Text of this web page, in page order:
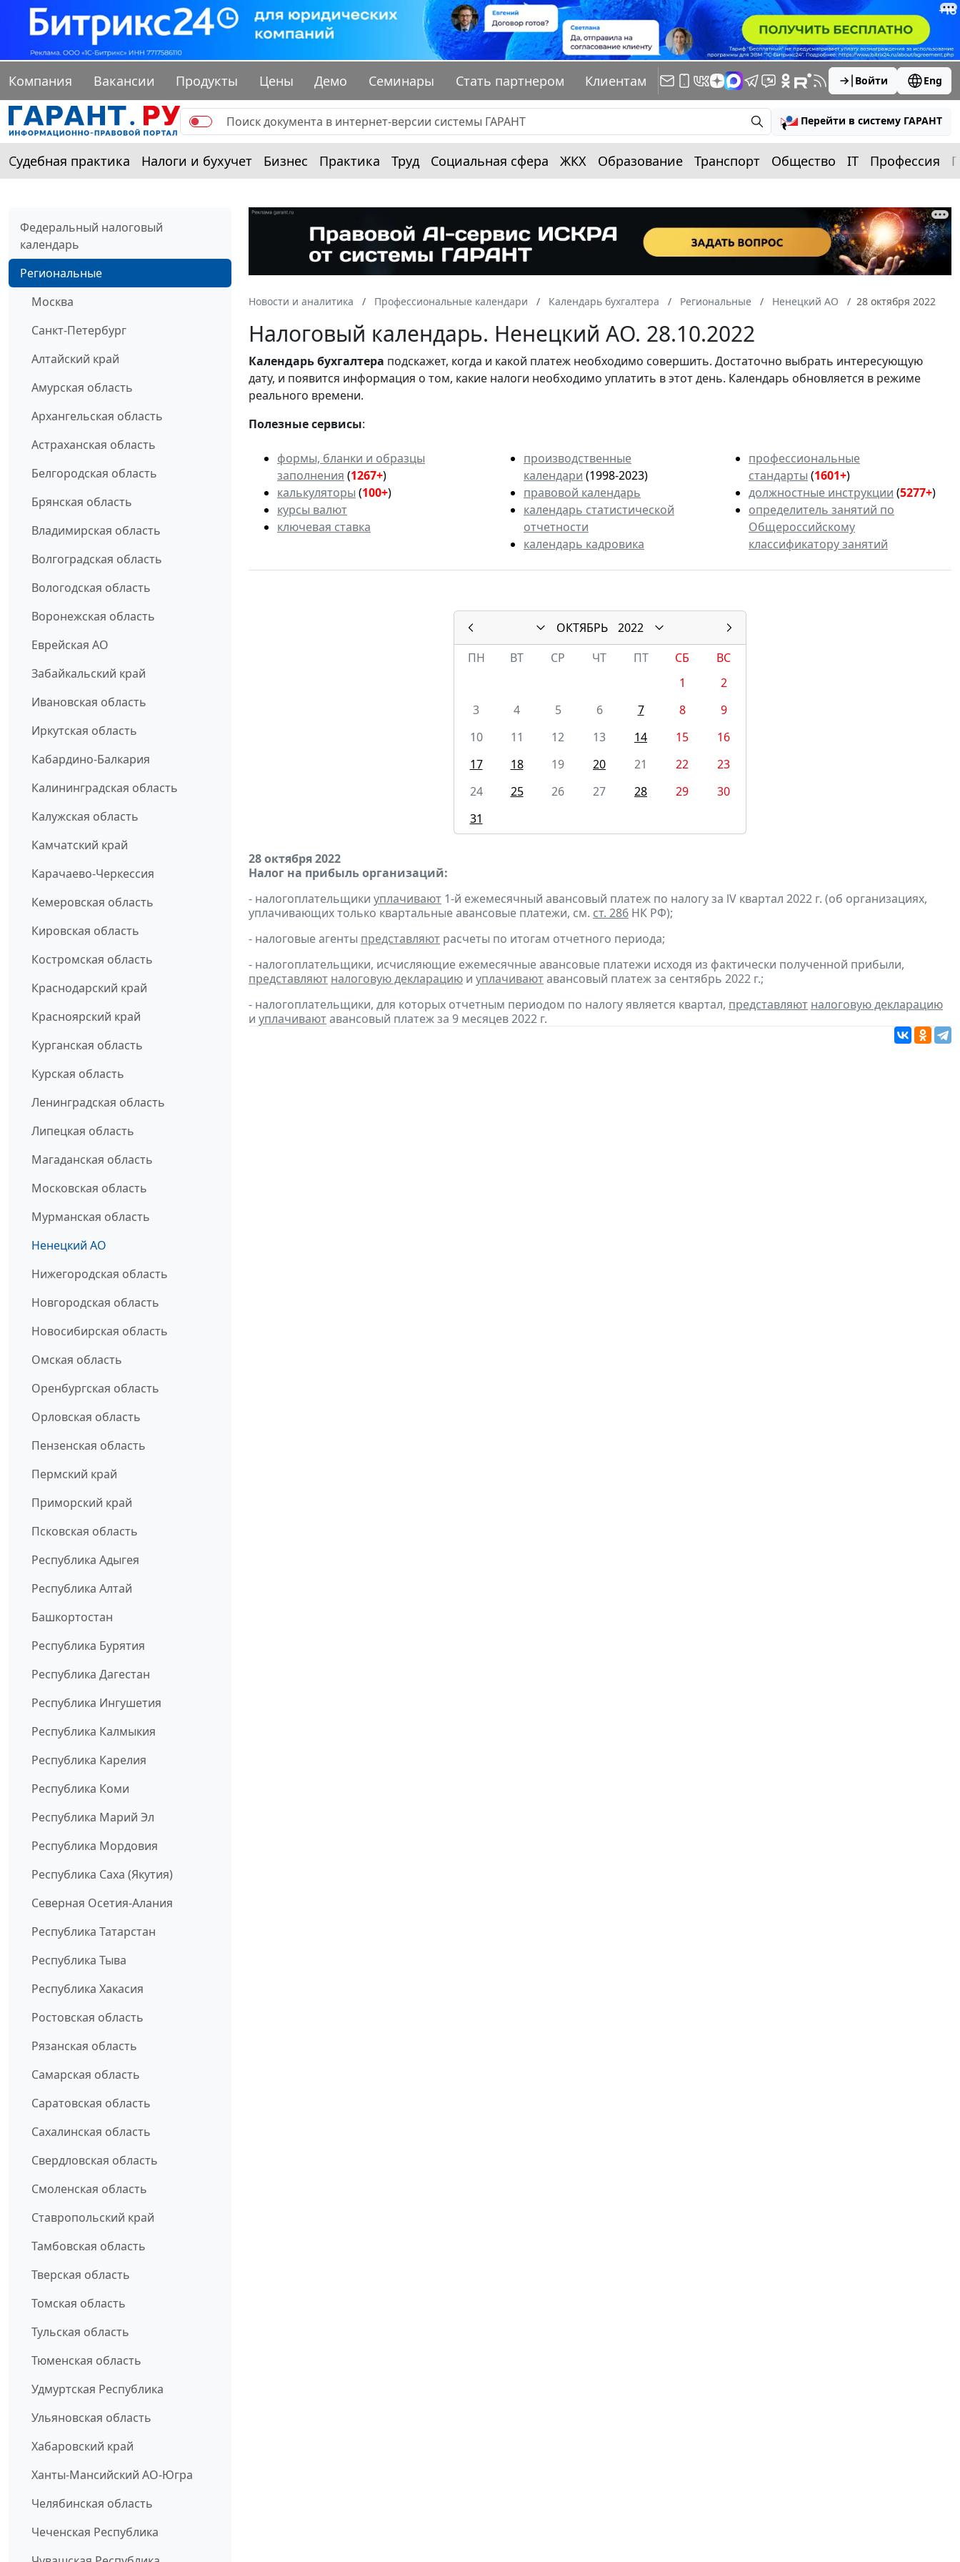
Компания Вакансии Продукты Цены Демо Семинары Стать партнером Клиентам Войти Eng
Перейти в систему ГАРАНТ
Судебная практика Налоги и бухучет Бизнес Практика Труд Социальная сфера ЖКХ Образование Транспорт Общество IT Профессия
Федеральный налоговый
календарь
Региональные
Москва
Санкт-Петербург
Алтайский край
Амурская область
Архангельская область
Астраханская область
Белгородская область
Брянская область
Владимирская область
Волгоградская область
Вологодская область
Воронежская область
Еврейская АО
Забайкальский край
Ивановская область
Иркутская область
Кабардино-Балкария
Калининградская область
Калужская область
Камчатский край
Карачаево-Черкессия
Кемеровская область
Кировская область
Костромская область
Краснодарский край
Красноярский край
Курганская область
Курская область
Ленинградская область
Липецкая область
Магаданская область
Московская область
Мурманская область
Ненецкий АО
Нижегородская область
Новгородская область
Новосибирская область
Омская область
Оренбургская область
Орловская область
Пензенская область
Пермский край
Приморский край
Псковская область
Республика Адыгея
Республика Алтай
Башкортостан
Республика Бурятия
Республика Дагестан
Республика Ингушетия
Республика Калмыкия
Республика Карелия
Республика Коми
Республика Марий Эл
Республика Мордовия
Республика Саха (Якутия)
Северная Осетия-Алания
Республика Татарстан
Республика Тыва
Республика Хакасия
Ростовская область
Рязанская область
Самарская область
Саратовская область
Сахалинская область
Свердловская область
Смоленская область
Ставропольский край
Тамбовская область
Тверская область
Томская область
Тульская область
Тюменская область
Удмуртская Республика
Ульяновская область
Хабаровский край
Ханты-Мансийский АО-Югра
Челябинская область
Чеченская Республика
Новости и аналитика Профессиональные календари Календарь бухгалтера Региональные Ненецкий АО 28 октября 2022
Налоговый календарь. Ненецкий АО. 28.10.2022
Календарьбухгалтера подскажет, когда и какой платеж необходимо совершить. Достаточно выбрать интересующую
дату, и появится информация о том, какие налоги необходимо уплатить в этот день. Календарь обновляется в режиме
реального времени.
Полезные сервисы:
формы, бланки и образцы
заполнения (1267+)
калькуляторы (100+)
курсы валют
ключевая ставка
производственные
календари (1998-2023)
правовой календарь
календарь статистической
отчетности
календарь кадровика
профессиональные
стандарты (1601+)
должностные инструкции (5277+)
определитель занятий по
Общероссийскому
классификатору занятий
ОКТЯБРЬ
2022
ПН
ВТ СР ЧТ ПТ СБ
ВС
1
2
3
4 5 6 7 8
9
10
11 12 13 14 15
16
17
18 19 20 21 22
23
24
25 26 27 28 29
30
31
28 октября 2022
Налог на прибыль организаций:
- налогоплательщики уплачивают 1-й ежемесячный авансовый платеж по налогу за lV квартал 2022 г. (об организациях,
уплачивающих только квартальные авансовые платежи, см. ст. 286 НК РФ);
- налоговые агенты представляют расчеты по итогам отчетного периода;
- налогоплательщики, исчисляющие ежемесячные авансовые платежи исходя из фактически полученной прибыли,
представляют налоговую декларацию и уплачиваютавансовый платеж за сентябрь 2022 г.;
- налогоплательщики, для которых отчетным периодом по налогу является квартал, представляют налоговую декларацию
и уплачиваютавансовый платеж за 9 месяцев 2022 г.